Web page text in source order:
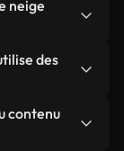
est
pour le
en
en
neige
avec
la scène,
à nos
des
les vidéos
et
contenu